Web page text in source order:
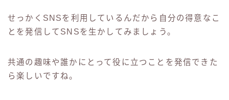
せっかくSNSを利用しているんだから自分の得意なこ
とを発信してSNSを生かしてみましょう。
共通の趣味や誰かにとって役に立つことを発信できた
ら楽しいですね。